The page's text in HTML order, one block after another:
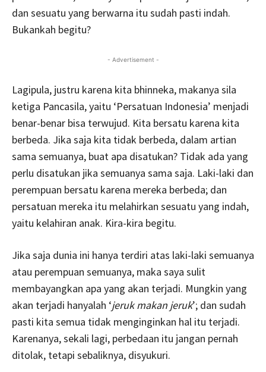
dan sesuatu yang berwarna itu sudah pasti indah.
Bukankah begitu?
- Advertisement -
Lagipula, justru karena kita bhinneka, makanya sila
ketiga Pancasila, yaitu ‘Persatuan Indonesia’ menjadi
benar-benar bisa terwujud. Kita bersatu karena kita
berbeda. Jika saja kita tidak berbeda, dalam artian
sama semuanya, buat apa disatukan? Tidak ada yang
perlu disatukan jika semuanya sama saja. Laki-laki dan
perempuan bersatu karena mereka berbeda; dan
persatuan mereka itu melahirkan sesuatu yang indah,
yaitu kelahiran anak. Kira-kira begitu.
Jika saja dunia ini hanya terdiri atas laki-laki semuanya
atau perempuan semuanya, maka saya sulit
membayangkan apa yang akan terjadi. Mungkin yang
akan terjadi hanyalah ‘jeruk makan jeruk’; dan sudah
pasti kita semua tidak menginginkan hal itu terjadi.
Karenanya, sekali lagi, perbedaan itu jangan pernah
ditolak, tetapi sebaliknya, disyukuri.